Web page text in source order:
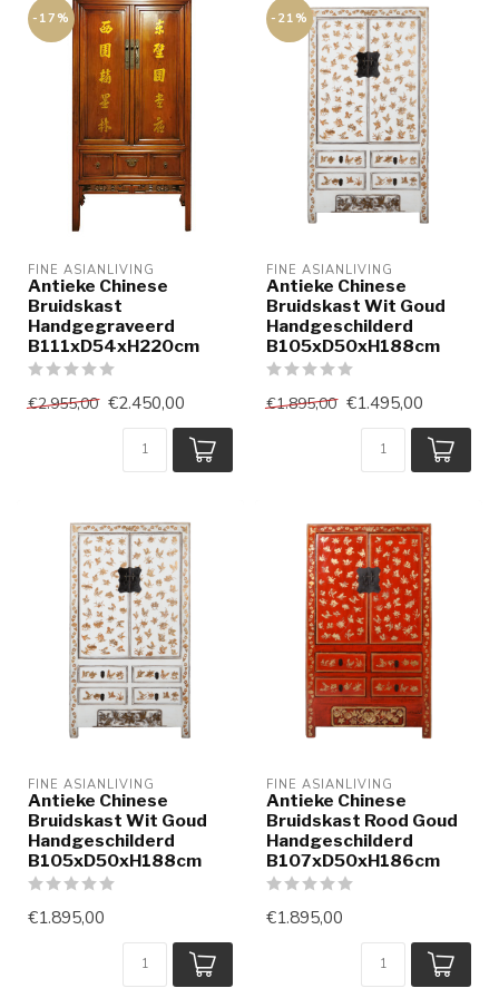
-17%
FINE ASIANLIVING
Antieke Chinese
Bruidskast
Handgegraveerd
B111xD54xH220cm
€2.955,00 €2.450,00
-21%
FINE ASIANLIVING
Antieke Chinese
Bruidskast Wit Goud
Handgeschilderd
B105xD50xH188cm
€1.895,00 €1.495,00
FINE ASIANLIVING
Antieke Chinese
Bruidskast Wit Goud
Handgeschilderd
B105xD50xH188cm
€1.895,00
FINE ASIANLIVING
Antieke Chinese
Bruidskast Rood Goud
Handgeschilderd
B107xD50xH186cm
€1.895,00